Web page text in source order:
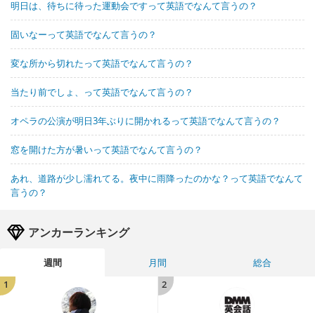
明日は、待ちに待った運動会ですって英語でなんて言うの？
固いなーって英語でなんて言うの？
変な所から切れたって英語でなんて言うの？
当たり前でしょ、って英語でなんて言うの？
オペラの公演が明日3年ぶりに開かれるって英語でなんて言うの？
窓を開けた方が暑いって英語でなんて言うの？
あれ、道路が少し濡れてる。夜中に雨降ったのかな？って英語でなんて
言うの？
アンカーランキング
週間 月間
総合
1
2